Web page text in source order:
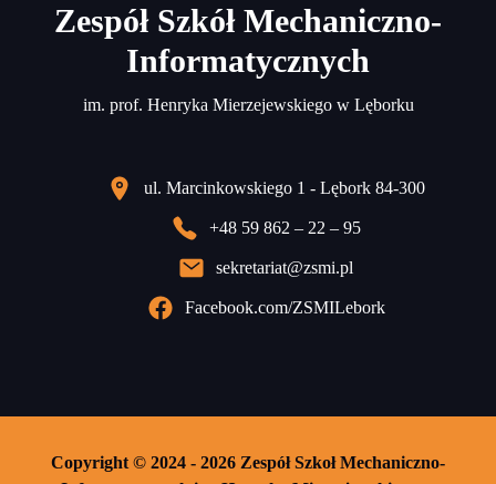
Zespół Szkół Mechaniczno-
Informatycznych
im. prof. Henryka Mierzejewskiego w Lęborku
ul. Marcinkowskiego 1 - Lębork 84-300
+48 59 862 – 22 – 95
sekretariat@zsmi.pl
Facebook.com/ZSMILebork
Copyright © 2024 - 2026 Zespół Szkoł Mechaniczno-